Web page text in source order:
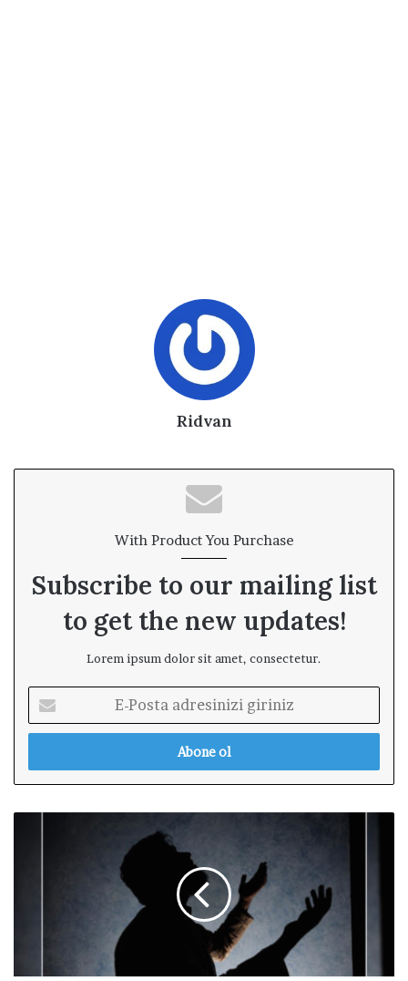
Ridvan
With Product You Purchase
Subscribe to our mailing list
to get the new updates!
Lorem ipsum dolor sit amet, consectetur.
P
s
a
a